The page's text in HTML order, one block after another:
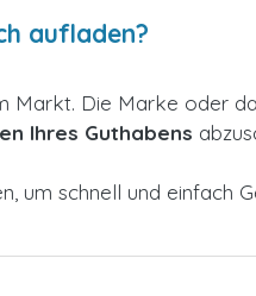
aufladen?
Markt. Die Marke oder
Ihres Guthabens
um schnell und